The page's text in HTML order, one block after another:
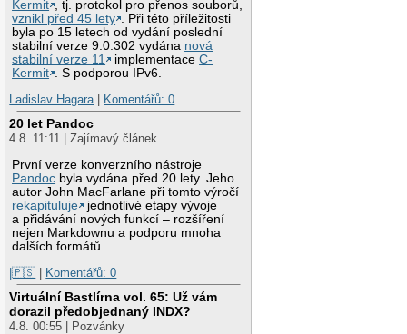
Kermit
, tj. protokol pro přenos souborů,
vznikl před 45 lety
. Při této příležitosti
byla po 15 letech od vydání poslední
stabilní verze 9.0.302 vydána nová
stabilní verze 11
implementaceC-
Kermit
. S podporou IPv6.
Ladislav Hagara| Komentářů: 0
20 let Pandoc
4.8. 11:11 | Zajímavý článek
První verze konverzního nástroje
Pandoc byla vydána před 20 lety. Jeho
autor John MacFarlane při tomto výročí
rekapituluje
jednotlivé etapy vývoje
a přidávání nových funkcí – rozšíření
nejen Markdownu a podporu mnoha
dalších formátů.
|🇵🇸
Komentářů: 0
Virtuální Bastlírna vol. 65: Už vám
dorazil předobjednaný INDX?
4.8. 00:55 | Pozvánky